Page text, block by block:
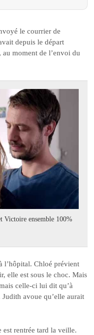
le courrier de
depuis le départ
moment de l’envoi du
Victoire ensemble 100%
l’hôpital. Chloé prévient
elle est sous le choc. Mais
celle-ci lui dit qu’à
Judith avoue qu’elle aurait
est rentrée tard la veille.